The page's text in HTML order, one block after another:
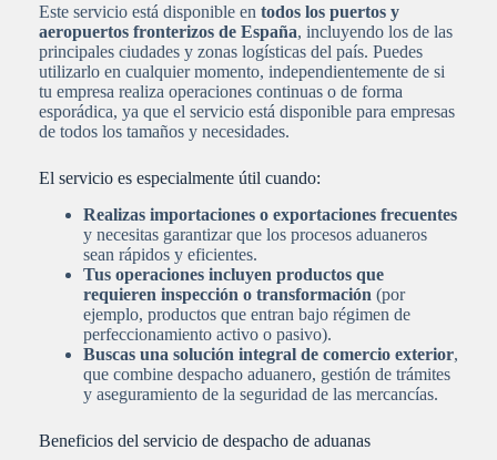
Este servicio está disponible en todos los puertos y
aeropuertos fronterizos de España, incluyendo los de las
principales ciudades y zonas logísticas del país. Puedes
utilizarlo en cualquier momento, independientemente de si
tu empresa realiza operaciones continuas o de forma
esporádica, ya que el servicio está disponible para empresas
de todos los tamaños y necesidades.
El servicio es especialmente útil cuando:
Realizas importaciones o exportaciones frecuentes
y necesitas garantizar que los procesos aduaneros
sean rápidos y eficientes.
Tus operaciones incluyen productos que
requieren inspección o transformación (por
ejemplo, productos que entran bajo régimen de
perfeccionamiento activo o pasivo).
Buscas una solución integral de comercio exterior,
que combine despacho aduanero, gestión de trámites
y aseguramiento de la seguridad de las mercancías.
Beneficios del servicio de despacho de aduanas